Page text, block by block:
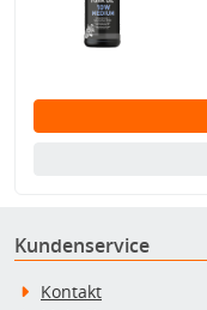
Kundenservice
Kontakt